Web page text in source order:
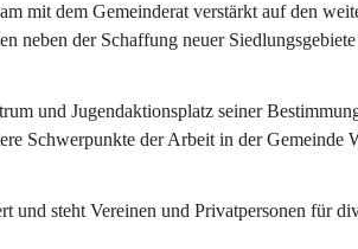
mit dem Gemeinderat verstärkt auf den
neben der Schaffung neuer
und Jugendaktionsplatz seiner
Schwerpunkte der Arbeit in der
und steht Vereinen und Privatpersonen für